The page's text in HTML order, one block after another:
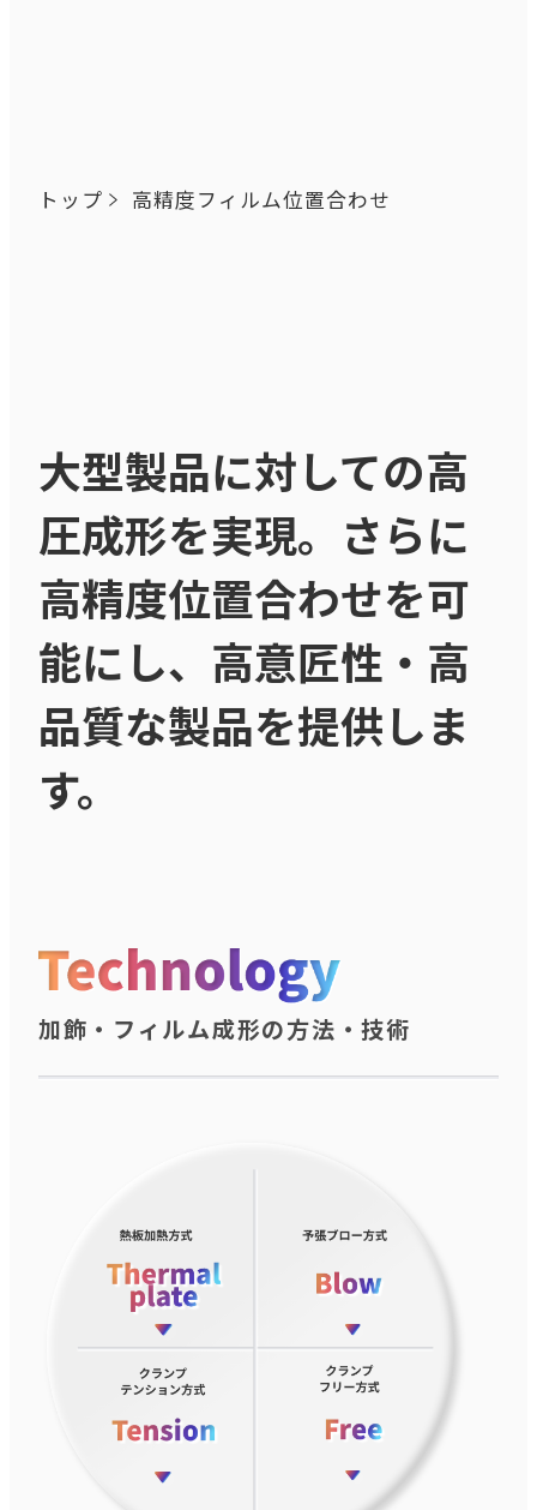
トップ 高精度フィルム位置合わせ
大型製品に対しての高
圧成形を実現。さらに
高精度位置合わせを可
能にし、高意匠性・高
品質な製品を提供しま
す。
加飾・フィルム成形の方法・技術